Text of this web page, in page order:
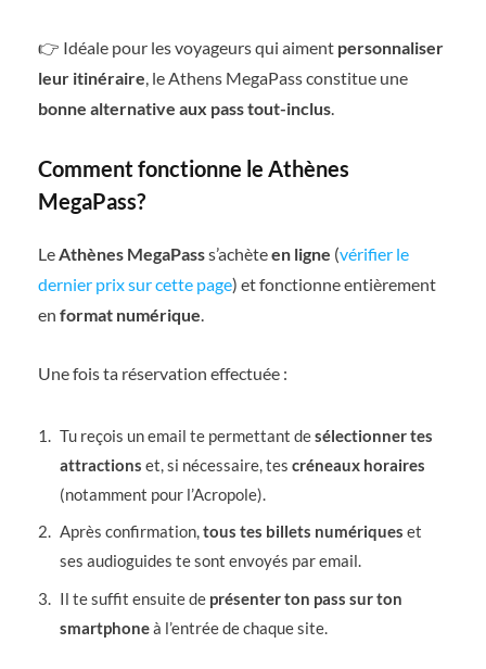
👉 Idéale pour les voyageurs qui aiment personnaliser
leur itinéraire , le Athens MegaPass constitue une
bonne alternative aux pass tout-inclus
Comment fonctionne le Athènes
MegaPass?
Le Athènes MegaPasss’achèteen ligne (vérifier le
dernier prix sur cette page) et fonctionne entièrement
en format numérique
Une fois ta réservation effectuée :
Tu reçois un email te permettant desélectionner tes
attractions et, si nécessaire, tes créneaux horaires
(notamment pour l’Acropole).
Après confirmation,tous tes billets numériques et
ses audioguides te sont envoyés par email.
Il te suffit ensuite de présenter ton pass sur ton
smartphoneà l’entrée de chaque site.